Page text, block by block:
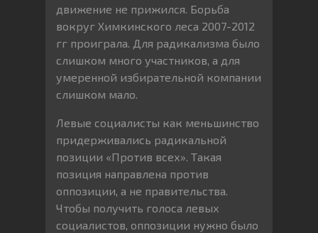
движение не прижился. Борьба
вокруг Химкинского леса 2007-2012
гг проиграла. Для радикализма было
слишком много участников, а для
умеренной избирательной компании
слишком мало.
Левые социалисты как меньшинство
придерживались радикальной
позиции «Против всех». Такая
позиция направлена против
оппозиции, а не правительства.
Чтобы получить голоса левых
социалистов, оппозиции нужно было